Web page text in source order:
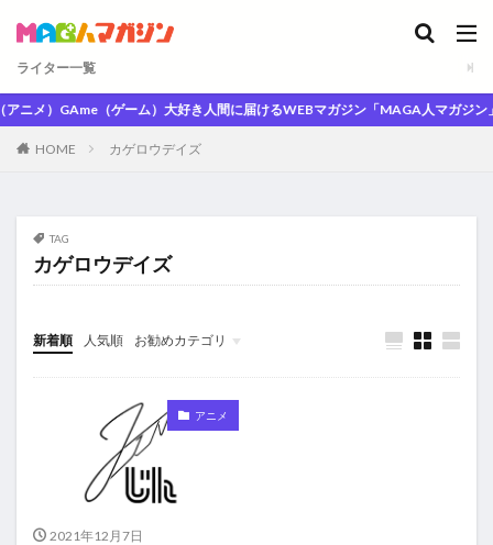
ライター一覧
）GAme（ゲーム）大好き人間に届けるWEBマガジン「MAGA人マガジン」
HOME カゲロウデイズ
TAG
カゲロウデイズ
新着順 人気順 お勧めカテゴリ
未分類
アニメ
2021年12月7日